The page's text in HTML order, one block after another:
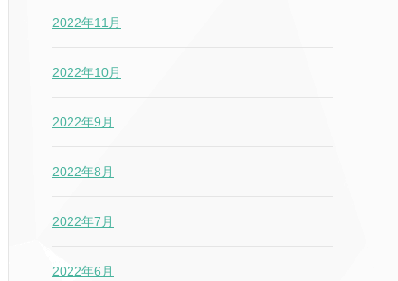
2022年11月
2022年10月
2022年9月
2022年8月
2022年7月
2022年6月